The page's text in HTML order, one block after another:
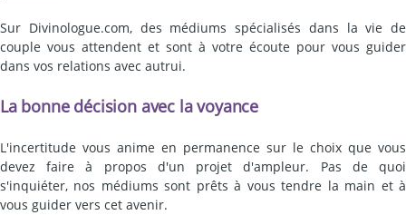
Sur Divinologue.com, des médiums spécialisés dans la vie de
couple vous attendent et sont à votre écoute pour vous guider
dans vos relations avec autrui.
La bonne décision avec la voyance
L'incertitude vous anime en permanence sur le choix que vous
devez faire à propos d'un projet d'ampleur. Pas de quoi
s'inquiéter, nos médiums sont prêts à vous tendre la main et à
vous guider vers cet avenir.